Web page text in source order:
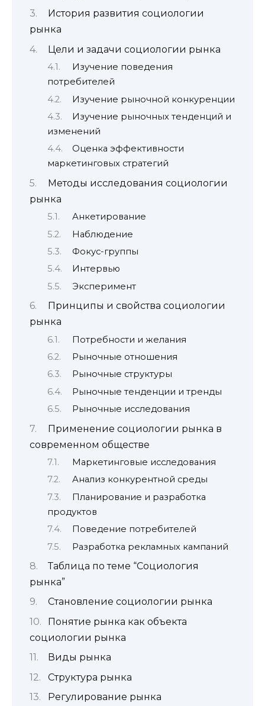
История развития социологии
рынка
Цели и задачи социологии рынка
Изучение поведения
потребителей
Изучение рыночной конкуренции
Изучение рыночных тенденций и
изменений
Оценка эффективности
маркетинговых стратегий
Методы исследования социологии
рынка
Анкетирование
Наблюдение
Фокус-группы
Интервью
Эксперимент
Принципы и свойства социологии
рынка
Потребности и желания
Рыночные отношения
Рыночные структуры
Рыночные тенденции и тренды
Рыночные исследования
Применение социологии рынка в
современном обществе
Маркетинговые исследования
Анализ конкурентной среды
Планирование и разработка
продуктов
Поведение потребителей
Разработка рекламных кампаний
Таблица по теме “Социология
рынка”
Становление социологии рынка
Понятие рынка как объекта
социологии рынка
Виды рынка
Структура рынка
Регулирование рынка